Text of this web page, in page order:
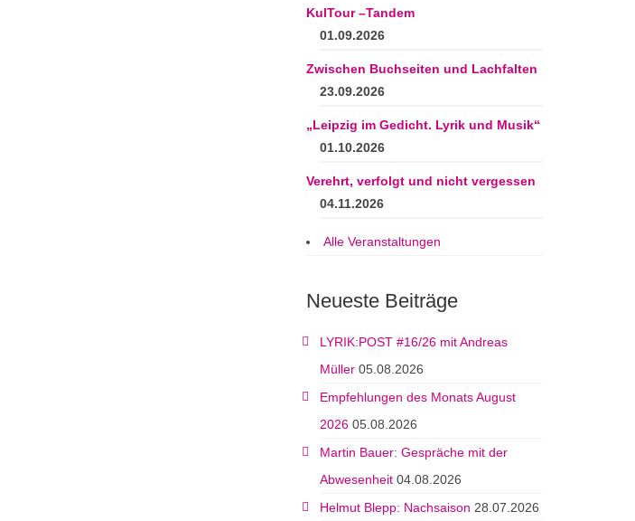
KulTour –Tandem
01.09.2026
Zwischen Buchseiten und Lachfalten
23.09.2026
„Leipzig im Gedicht. Lyrik und Musik“
01.10.2026
Verehrt, verfolgt und nicht vergessen
04.11.2026
Alle Veranstaltungen
Neueste Beiträge
LYRIK:POST #16/26 mit Andreas
Müller 05.08.2026
Empfehlungen des Monats August
2026 05.08.2026
Martin Bauer: Gespräche mit der
Abwesenheit 04.08.2026
Helmut Blepp: Nachsaison 28.07.2026